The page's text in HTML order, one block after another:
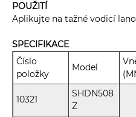
POUŽITÍ
Aplikujte na tažné vodicí
SPECIFIKACE
Číslo
položky
Model
10321
SHDN508
Z